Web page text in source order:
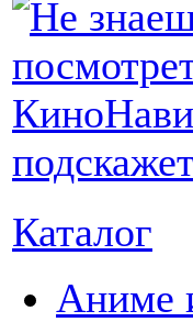
Каталог
Аниме